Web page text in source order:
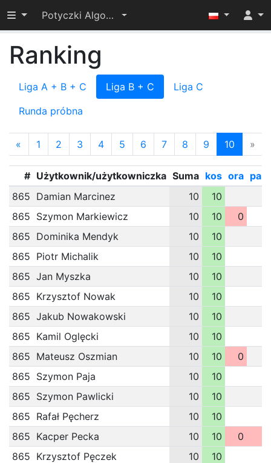
Przełącz widoczność menu
Potyczki Algorytmiczne 2021
Ranking
Liga A + B + C Liga B + C
Liga C
Runda próbna
« 1 2 3 4 5 6 7 8 9 10 »
# Użytkownik/użytkowniczka Suma kos ora pan
865 Damian Marcinez 10
10
865 Szymon Markiewicz 10 10
0
865 Dominika Mendyk 10
10
865 Piotr Michalik 10
10
865 Jan Myszka 10
10
865 Krzysztof Nowak 10
10
865 Jakub Nowakowski 10
10
865 Kamil Oglęcki 10
10
865 Mateusz Oszmian 10 10
0
865 Szymon Paja 10
10
865 Szymon Pawlicki 10
10
865 Rafał Pęcherz 10
10
865 Kacper Pecka 10 10 0
865 Krzysztof Pęczek 10
10